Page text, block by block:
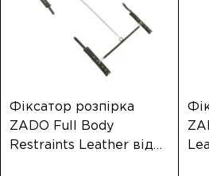
Фіксатор розпірка
ZADO Full Body
Restraints Leather від